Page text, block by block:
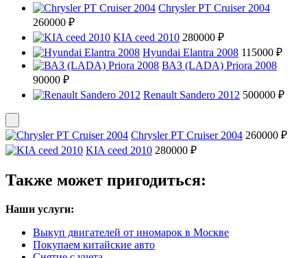
Chrysler PT Cruiser 2004
260000 ₽
KIA ceed 2010 280000 ₽
Hyundai Elantra 2008 115000 ₽
ВАЗ (LADA) Priora 2008
90000 ₽
Renault Sandero 2012 500000 ₽
Chrysler PT Cruiser 2004 260000 ₽
KIA ceed 2010 280000 ₽
Также может пригодиться:
Наши услуги:
Выкуп двигателей от иномарок в Москве
Покупаем китайские авто